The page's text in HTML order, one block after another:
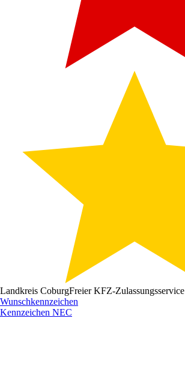
Landkreis CoburgFreier KFZ-Zulassungsservice
Wunschkennzeichen
Kennzeichen NEC